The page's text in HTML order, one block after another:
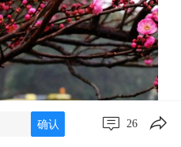
确认 26